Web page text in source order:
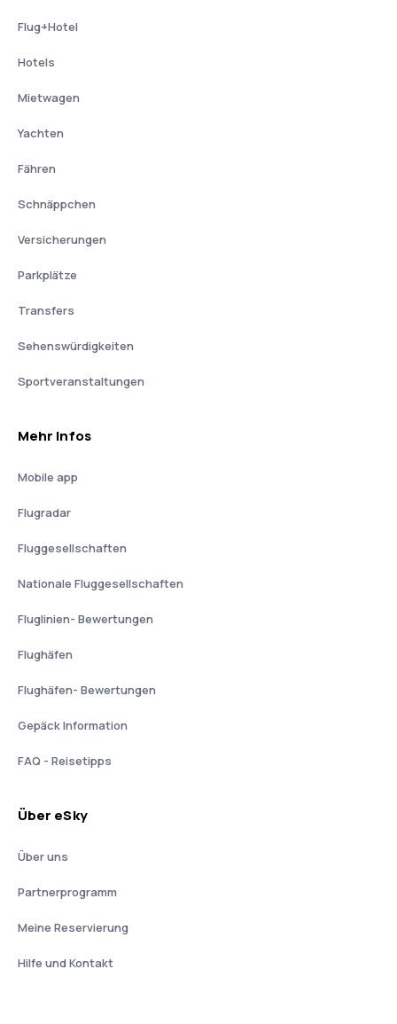
Flug+Hotel
Hotels
Mietwagen
Yachten
Fähren
Schnäppchen
Versicherungen
Parkplätze
Transfers
Sehenswürdigkeiten
Sportveranstaltungen
Mehr Infos
Mobile app
Flugradar
Fluggesellschaften
Nationale Fluggesellschaften
Fluglinien- Bewertungen
Flughäfen
Flughäfen- Bewertungen
Gepäck Information
FAQ - Reisetipps
Über eSky
Über uns
Partnerprogramm
Meine Reservierung
Hilfe und Kontakt